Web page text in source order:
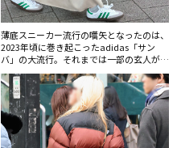
薄底スニーカー流行の嚆矢となったのは、
2023年頃に巻き起こったadidas「サン
バ」の大流行。それまでは一部の玄人が愛
好するようなモデルだったが、K-POPアイ
コンたちの影響もあって男女問わずマス化
した。